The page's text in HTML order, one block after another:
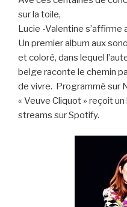
sur la toile,
Lucie -Valentine s’affirme
Un premier album aux
et coloré, dans lequel
belge raconte le chemin
de vivre. Programmé sur
« Veuve Cliquot » reçoit
streams sur Spotify.